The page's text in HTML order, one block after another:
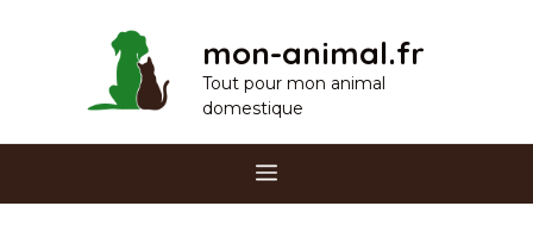
mon-animal.fr
Tout pour mon animal
domestique
Menu